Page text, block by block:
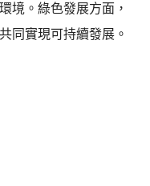
境。綠色發展方面，
同實現可持續發展。